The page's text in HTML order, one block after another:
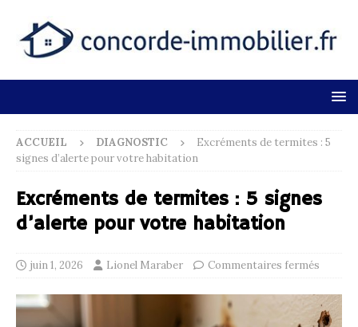
ACCUEIL DIAGNOSTIC
Excréments de termites : 5
signes d’alerte pour votre habitation
Excréments de termites : 5 signes
d’alerte pour votre habitation
juin 1, 2026 Lionel Maraber Commentaires fermés